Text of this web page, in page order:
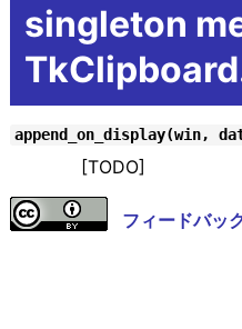
singleton
append_on_display(win,
[TODO]
フィードバッ